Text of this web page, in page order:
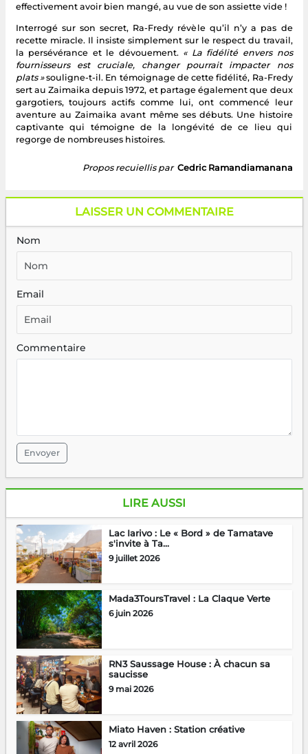
effectivement avoir bien mangé, au vue de son assiette vide !
Interrogé sur son secret, Ra-Fredy révèle qu’il n’y a pas de
recette miracle. Il insiste simplement sur le respect du travail,
la persévérance et le dévouement. « La fidélité envers nos
fournisseurs est cruciale, changer pourrait impacter nos
plats »souligne-t-il. En témoignage de cette fidélité, Ra-Fredy
sert au Zaimaika depuis 1972, et partage également que deux
gargotiers, toujours actifs comme lui, ont commencé leur
aventure au Zaimaika avant même ses débuts. Une histoire
captivante qui témoigne de la longévité de ce lieu qui
regorge de nombreuses histoires.
Propos recuiellis par Cedric Ramandiamanana
LAISSER UN COMMENTAIRE
Nom
Email
Commentaire
Envoyer
LIRE AUSSI
Lac Iarivo : Le « Bord » de Tamatave
s'invite à Ta...
9 juillet 2026
Mada3ToursTravel : La Claque Verte
6 juin 2026
RN3 Saussage House : À chacun sa
saucisse
9 mai 2026
Miato Haven : Station créative
12 avril 2026